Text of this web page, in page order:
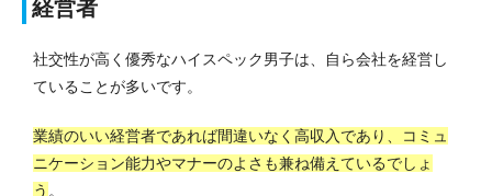
経営者
社交性が高く優秀なハイスペック男子は、自ら会社を経営し
ていることが多いです。
業績のいい経営者であれば間違いなく高収入であり、コミュ
ニケーション能力やマナーのよさも兼ね備えているでしょ
う 。